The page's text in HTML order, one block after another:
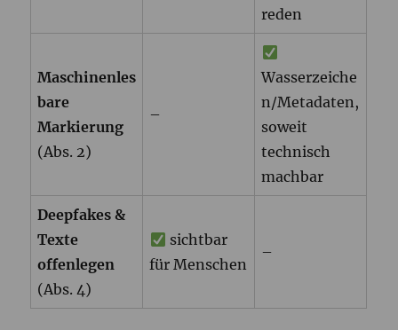
reden
Maschinenles
bare
Markierung
(Abs. 2)
–
Wasserzeiche
n/Metadaten,
soweit
technisch
machbar
Deepfakes &
Texte
offenlegen
(Abs. 4)
sichtbar
für Menschen
–